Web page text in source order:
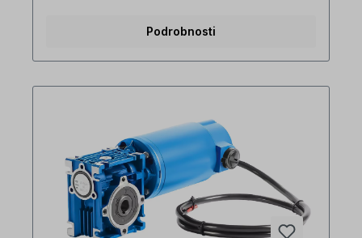
faktor (f.s.)=1,6, připojení=vývodový kabel (1 m),
regulace otáček. Provedení s brzdou, rotačním
dodání. V souladu s normami VDE 0105 a IEC 364
smí veškeré práce na elektrickém pohonu
provádět pouze kvalifikovaným odborným
personálem. Všechny fotografie výrobků jsou
nezávazné příklady! Technické změny
vyhrazeny.Důležité informaceTato pohonná
jednotka je vyrobena na zakázku. Vrácení zboží
ani zrušení objednávky není možné!Všechny
Podrobnosti